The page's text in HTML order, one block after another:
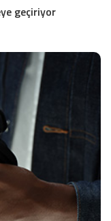
geçiriyor